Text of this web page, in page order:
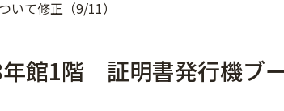
いて修正（9/11）
年館1階 証明書発行機ブ